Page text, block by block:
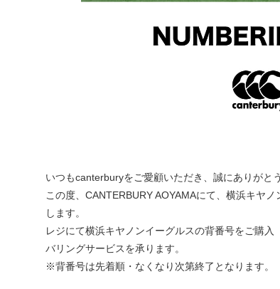
いつもcanterburyをご愛顧いただき、誠にありがと
この度、CANTERBURY AOYAMAにて、横浜キヤ
します。
レジにて横浜キヤノンイーグルスの背番号をご購
バリングサービスを承ります。
※背番号は先着順・なくなり次第終了となります。